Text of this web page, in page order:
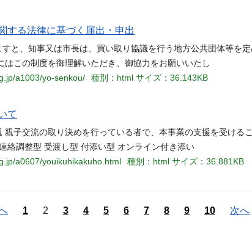
する法律に基づく届出・申出
と、知事又は市長は、買い取り協議を行う地方公共団体等を
はこの制度を御理解いただき、御協力をお願いいたし
a1003/yo-senkou/
種別：html サイズ：36.143KB
て
親子交流の取り決めを行っている者で、本事業の支援を受ける
絡調整型 受渡し型 付添い型 オンライン付き添い
a0607/youikuhikakuho.html
種別：html サイズ：36.881KB
1 2 3 4 5 6 7 8 9 10 次へ